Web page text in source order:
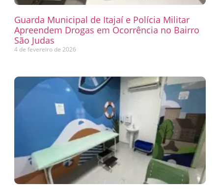
Guarda Municipal de Itajaí e Polícia Militar
Apreendem Drogas em Ocorrência no Bairro
São Judas
4 de fevereiro de 2026